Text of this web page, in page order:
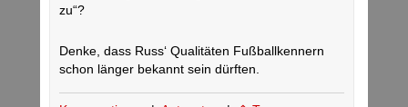
zu“?
Denke, dass Russ‘ Qualitäten Fußballkennern
schon länger bekannt sein dürften.